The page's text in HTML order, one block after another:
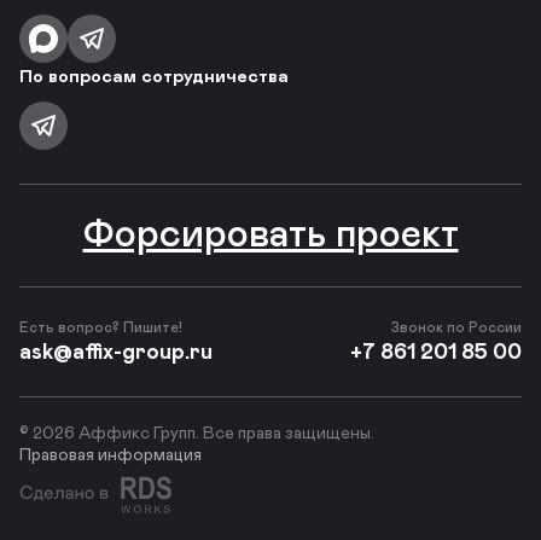
По вопросам сотрудничества
Есть вопрос? Пишите!
ask@affix-group.ru
Форсировать проект
Звонок по России
+7 861 201 85 00
© 2026 Аффикс Групп. Все права защищены.
Правовая информация